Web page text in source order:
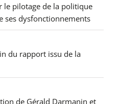
le pilotage de la politique
ses dysfonctionnements
du rapport issu de la
de Gérald Darmanin et